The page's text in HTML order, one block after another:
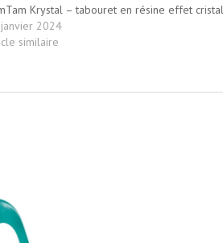
Krystal – tabouret en résine effet
2024
similaire